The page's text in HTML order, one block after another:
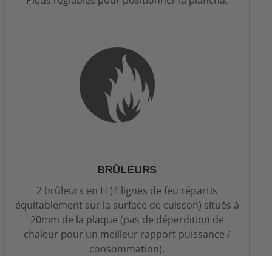
BRÛLEURS
2 brûleurs en H (4 lignes de feu répartis
équitablement sur la surface de cuisson) situés à
20mm de la plaque (pas de déperdition de
chaleur pour un meilleur rapport puissance /
consommation).